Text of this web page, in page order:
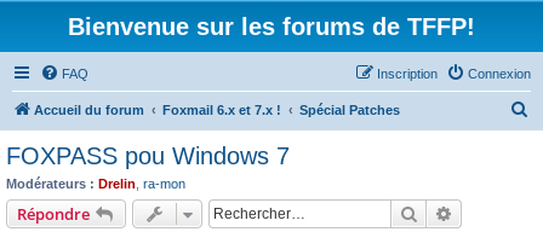
Bienvenue sur les forums de TFFP!
FAQ Connexion
Inscription
Accueil du forum Foxmail 6.x et 7.x ! Spécial Patches
FOXPASS pou Windows 7
Modérateurs : Drelin ra-mon
Répondre Rechercher